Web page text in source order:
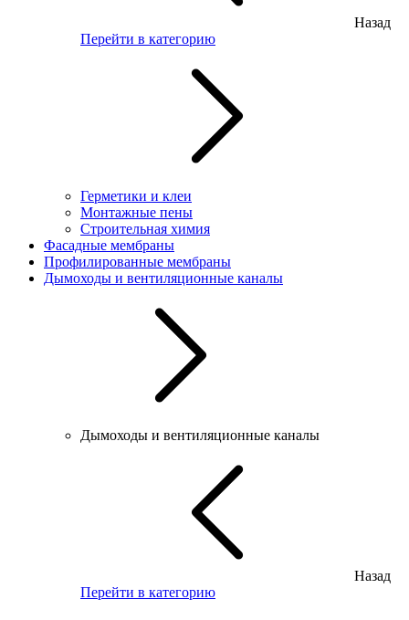
Назад
Перейти в категорию
Герметики и клеи
Монтажные пены
Строительная химия
Фасадные мембраны
Профилированные мембраны
Дымоходы и вентиляционные каналы
Дымоходы и вентиляционные каналы
Назад
Перейти в категорию